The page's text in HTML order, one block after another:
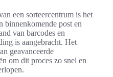
een sorteercentrum is het
binnenkomende post en
van barcodes en
is aangebracht. Het
geavanceerde
om dit proces zo snel en